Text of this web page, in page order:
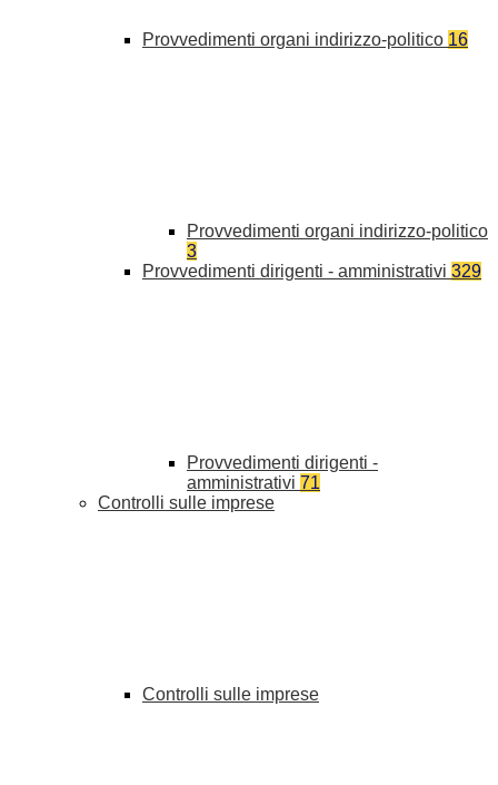
Provvedimenti organi indirizzo-politico 16
Provvedimenti organi indirizzo-politico
3
Provvedimenti dirigenti - amministrativi 329
Provvedimenti dirigenti -
amministrativi 71
Controlli sulle imprese
Controlli sulle imprese